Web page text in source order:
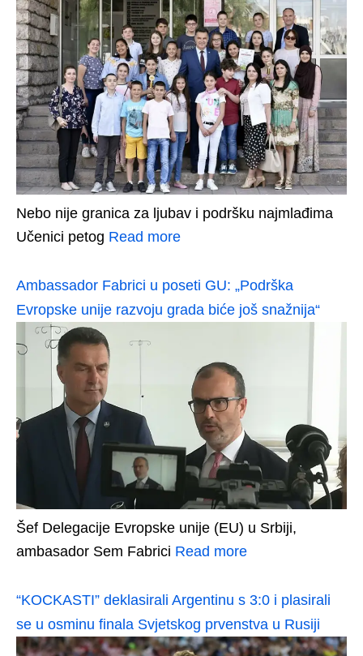
Nebo nije granica za ljubav i podršku najmlađima
Učenici petog Read more
Ambassador Fabrici u poseti GU: „Podrška
Evropske unije razvoju grada biće još snažnija“
Šef Delegacije Evropske unije (EU) u Srbiji,
ambasador Sem Fabrici Read more
“KOCKASTI” deklasirali Argentinu s 3:0 i plasirali
se u osminu finala Svjetskog prvenstva u Rusiji